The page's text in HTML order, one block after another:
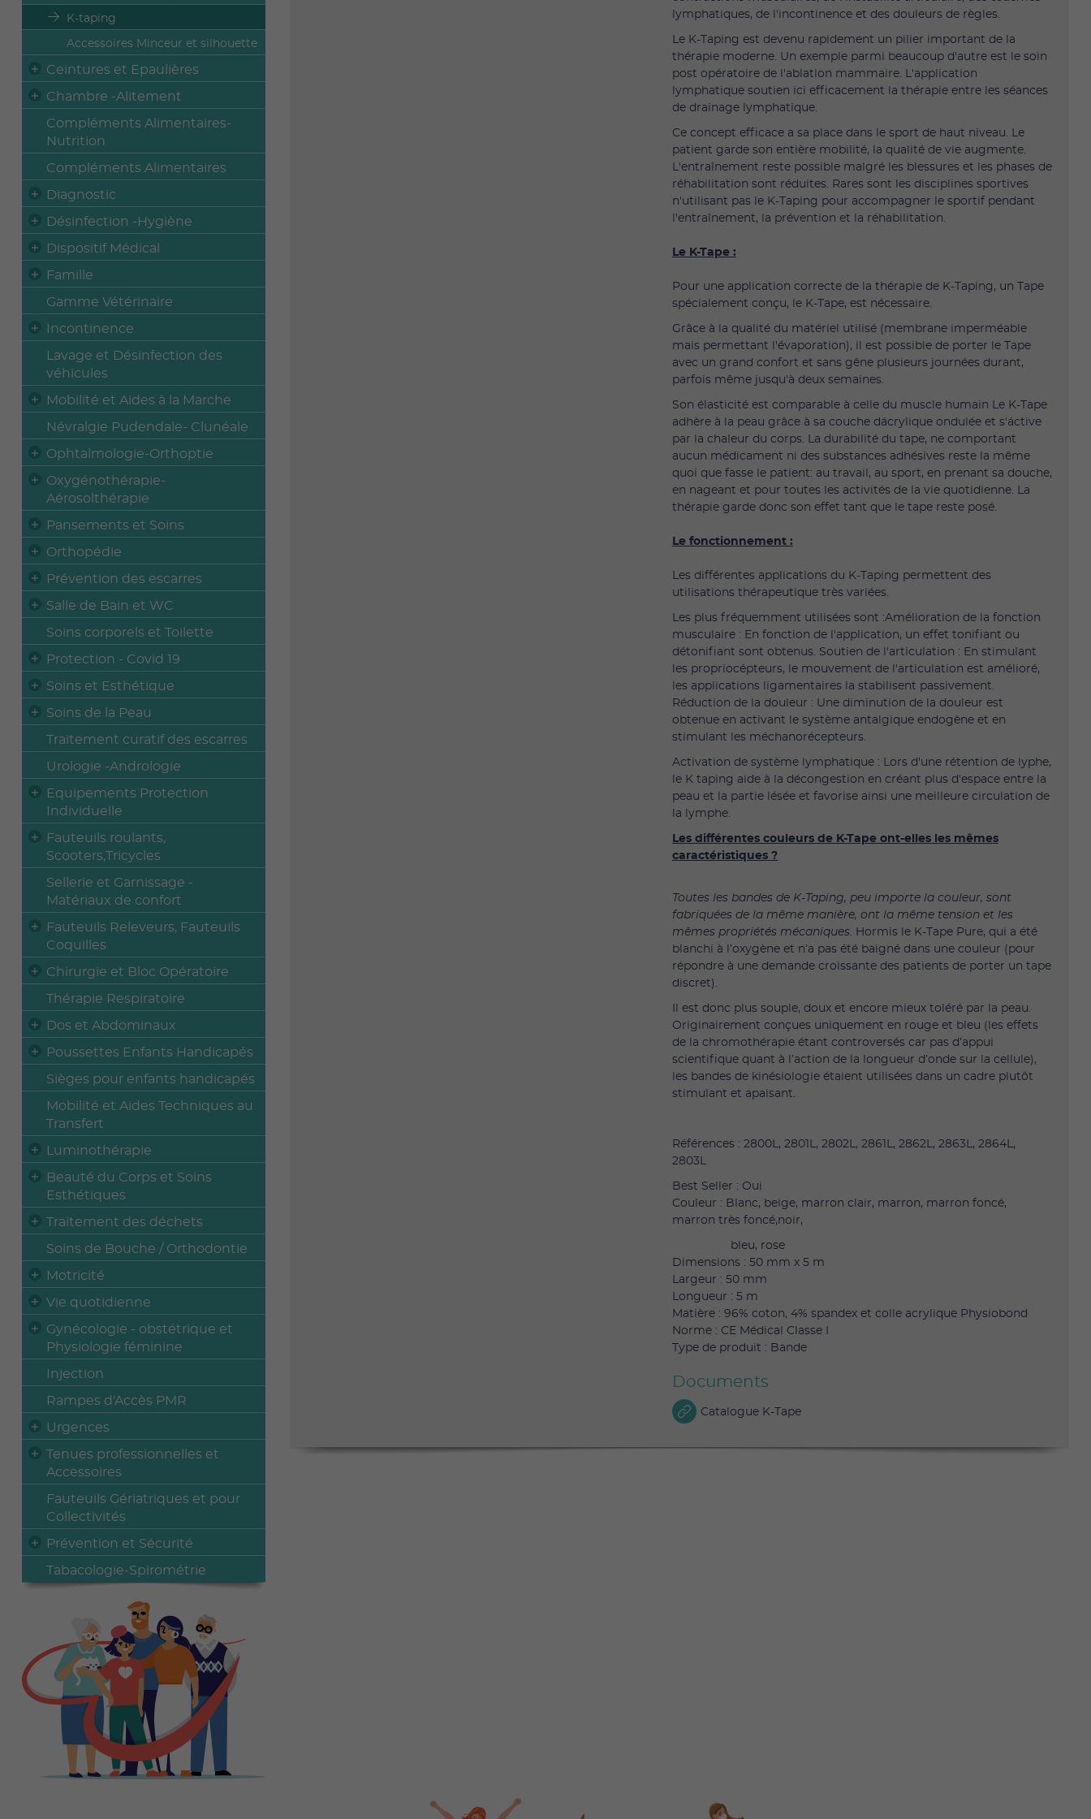
K-taping
Accessoires Minceur et silhouette
Ceintures et Epaulières
Chambre -Alitement
Compléments Alimentaires-
Nutrition
Compléments Alimentaires
Diagnostic
Désinfection -Hygiène
Dispositif Médical
Famille
Gamme Vétérinaire
Incontinence
Lavage et Désinfection des
véhicules
Mobilité et Aides à la Marche
Névralgie Pudendale- Clunéale
Ophtalmologie-Orthoptie
Oxygénothérapie-
Aérosolthérapie
Pansements et Soins
Orthopédie
Prévention des escarres
Salle de Bain et WC
Soins corporels et Toilette
Protection - Covid 19
Soins et Esthétique
Soins de la Peau
Traitement curatif des escarres
Urologie -Andrologie
Equipements Protection
Individuelle
Fauteuils roulants,
Scooters,Tricycles
Sellerie et Garnissage -
Matériaux de confort
Fauteuils Releveurs, Fauteuils
Coquilles
Chirurgie et Bloc Opératoire
Thérapie Respiratoire
Dos et Abdominaux
Poussettes Enfants Handicapés
Sièges pour enfants handicapés
Mobilité et Aides Techniques au
Transfert
Luminothérapie
Beauté du Corps et Soins
Esthétiques
Traitement des déchets
Soins de Bouche / Orthodontie
Motricité
Vie quotidienne
Gynécologie - obstétrique et
Physiologie féminine
Injection
Rampes d'Accès PMR
Urgences
Tenues professionnelles et
Accessoires
Fauteuils Gériatriques et pour
Collectivités
Prévention et Sécurité
Tabacologie-Spirométrie
lymphatiques, de l'incontinence et des douleurs de règles.
Le K-Taping est devenu rapidement un pilier important de la
thérapie moderne. Un exemple parmi beaucoup d'autre est le soin
post opératoire de l'ablation mammaire. L'application
lymphatique soutien ici efficacement la thérapie entre les séances
de drainage lymphatique.
Ce concept efficace a sa place dans le sport de haut niveau. Le
patient garde son entière mobilité, la qualité de vie augmente.
L'entraînement reste possible malgré les blessures et les phases de
réhabilitation sont réduites. Rares sont les disciplines sportives
n'utilisant pas le K-Taping pour accompagner le sportif pendant
l'entraînement, la prévention et la réhabilitation.
Le K-Tape :
Pour une application correcte de la thérapie de K-Taping, un Tape
spécialement conçu, le K-Tape, est nécessaire.
Grâce à la qualité du matériel utilisé (membrane imperméable
mais permettant l'´évaporation), il est possible de porter le Tape
avec un grand confort et sans gêne plusieurs journées durant,
parfois même jusqu'à deux semaines.
Son élasticité est comparable à celle du muscle humain Le K-Tape
adhère à la peau grâce à sa couche d´acrylique ondulée et s'´active
par la chaleur du corps. La durabilité du tape, ne comportant
aucun médicament ni des substances adhésives reste la même
quoi que fasse le patient: au travail, au sport, en prenant sa douche,
en nageant et pour toutes les activités de la vie quotidienne. La
thérapie garde donc son effet tant que le tape reste posé.
Le fonctionnement :
Les différentes applications du K-Taping permettent des
utilisations thérapeutique très variées.
Les plus fréquemment utilisées sont :Amélioration de la fonction
musculaire : En fonction de l'application, un effet tonifiant ou
détonifiant sont obtenus. Soutien de l'articulation : En stimulant
les propriocépteurs, le mouvement de l'articulation est amélioré,
les applications ligamentaires la stabilisent passivement.
Réduction de la douleur : Une diminution de la douleur est
obtenue en activant le système antalgique endogène et en
stimulant les méchanorécepteurs.
Activation de système lymphatique : Lors d'une rétention de lyphe,
le K taping aide à la décongestion en créant plus d'espace entre la
peau et la partie lésée et favorise ainsi une meilleure circulation de
la lymphe.
Les différentes couleurs de K-Tape ont-elles les mêmes
caractéristiques ?
Toutes les bandes de K-Taping, peu importe la couleur, sont
fabriquées de la même manière, ont la même tension et les
mêmes propriétés mécaniques. Hormis le K-Tape Pure, qui a été
blanchi à l’oxygène et n’a pas été baigné dans une couleur (pour
répondre à une demande croissante des patients de porter un tape
discret).
Il est donc plus souple, doux et encore mieux toléré par la peau.
Originairement conçues uniquement en rouge et bleu (les effets
de la chromothérapie étant controversés car pas d’appui
scientifique quant à l’action de la longueur d’onde sur la cellule),
les bandes de kinésiologie étaient utilisées dans un cadre plutôt
stimulant et apaisant.
Références : 2800L, 2801L, 2802L, 2861L, 2862L, 2863L, 2864L,
2803L
Best Seller : Oui
Couleur : Blanc, beige, marron clair, marron, marron foncé,
marron très foncé,noir,
bleu, rose
Dimensions : 50 mm x 5 m
Largeur : 50 mm
Longueur : 5 m
Matière : 96% coton, 4% spandex et colle acrylique Physiobond
Norme : CE Médical Classe I
Type de produit : Bande
Documents
Catalogue K-Tape